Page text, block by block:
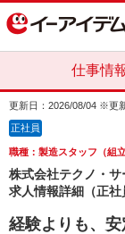
仕事情
更新日：2026/08/04 ※更
正社員
職種：製造スタッフ（組
株式会社テクノ・
求人情報詳細（正
経験よりも、